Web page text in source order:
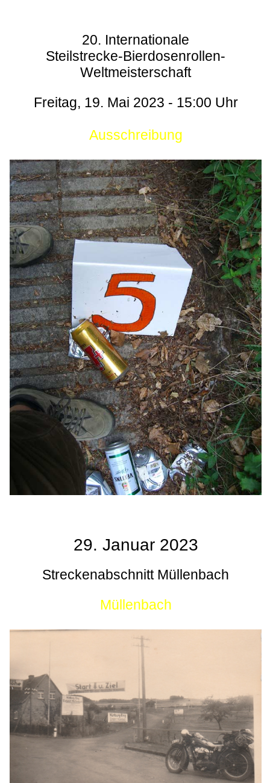
20. Internationale
Steilstrecke-Bierdosenrollen-
Weltmeisterschaft
Freitag, 19. Mai 2023 - 15:00 Uhr
Ausschreibung
29. Januar 2023
Streckenabschnitt Müllenbach
Müllenbach